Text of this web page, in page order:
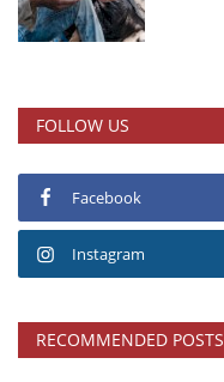
FOLLOW US
Facebook
Instagram
RECOMMENDED POSTS